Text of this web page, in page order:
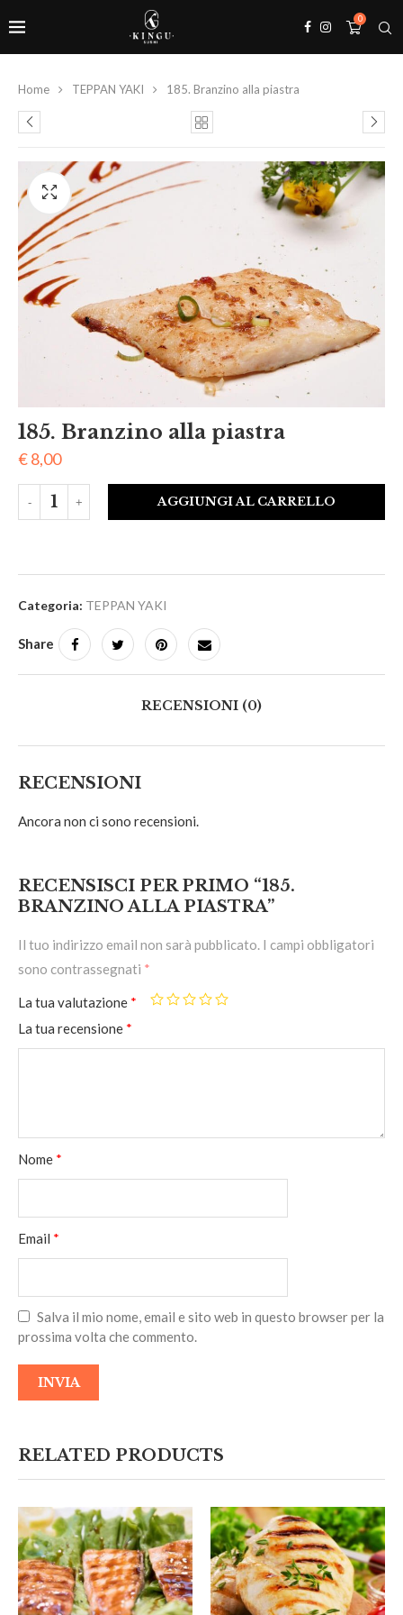
0
Home TEPPAN YAKI 185. Branzino alla piastra
185. Branzino alla piastra
€8,00
AGGIUNGI AL CARRELLO
Categoria: TEPPAN YAKI
Share
RECENSIONI (0)
RECENSIONI
Ancora non ci sono recensioni.
RECENSISCI PER PRIMO “185.
BRANZINO ALLA PIASTRA”
Il tuo indirizzo email non sarà pubblicato. I campi obbligatori
sono contrassegnati *
La tua valutazione *
La tua recensione *
Nome *
Email *
Salva il mio nome, email e sito web in questo browser per la
prossima volta che commento.
RELATED PRODUCTS